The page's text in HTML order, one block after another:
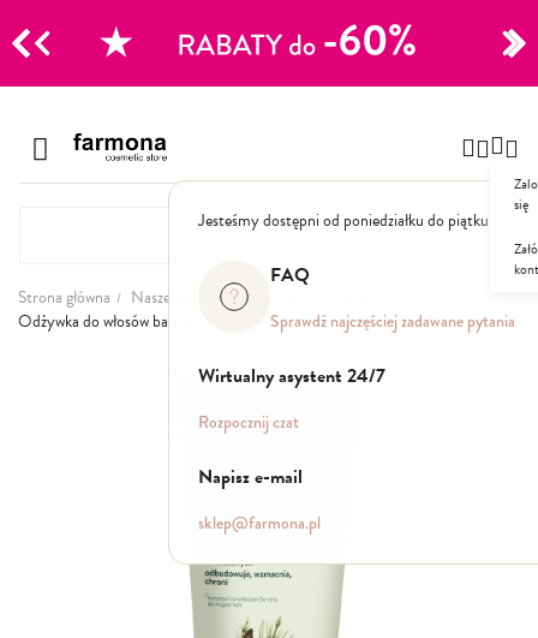
treści
Jesteśmy dostępni od poniedziałku do piątku:
FAQ
Sprawdź najczęściej zadawane pytania
Wirtualny asystent 24/7
Rozpocznij czat
Napisz e-mail
sklep@farmona.pl
się
Szampony
Dla mężczyzn
Strona główna Nasze Marki
Herbal Care my nature
Odżywka do włosów bardzo zniszczonych Skrzyp polny